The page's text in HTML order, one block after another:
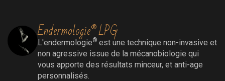
Endermologie® LPG
L'endermologie® est une technique non-invasive et
non agressive issue de la mécanobiologie qui
vous apporte des résultats minceur, et anti-age
personnalisés.